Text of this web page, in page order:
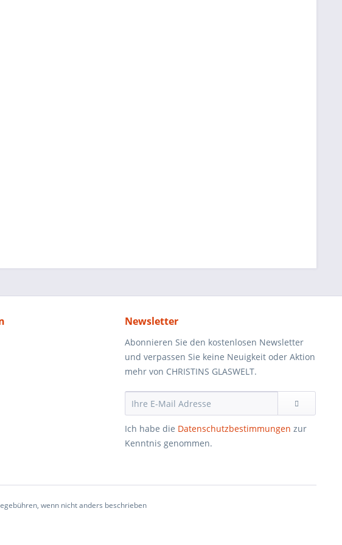
Newsletter
Abonnieren Sie den kostenlosen Newsletter
und verpassen Sie keine Neuigkeit oder Aktion
mehr von CHRISTINS GLASWELT.
Ich habe die Datenschutzbestimmungen zur
Kenntnis genommen.
wenn nicht anders beschrieben